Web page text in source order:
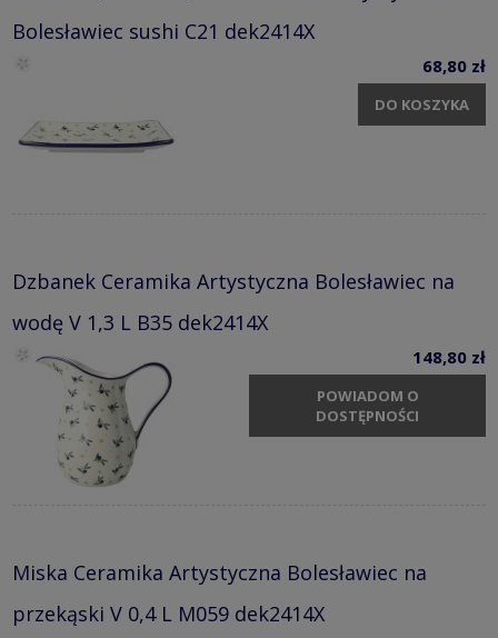
Bolesławiec sushi C21 dek2414X
68,80 zł
DO KOSZYKA
Dzbanek Ceramika Artystyczna Bolesławiec na
wodę V 1,3 L B35 dek2414X
148,80 zł
POWIADOM O
DOSTĘPNOŚCI
Miska Ceramika Artystyczna Bolesławiec na
przekąski V 0,4 L M059 dek2414X